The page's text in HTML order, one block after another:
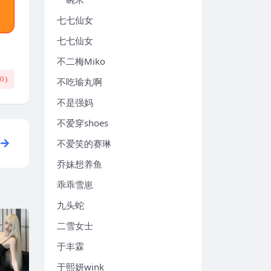
0)
七七仙女
七七仙女
不二梅Miko
不吃瑜丸啊
不是强妈
不爱穿shoes
不爱笑的赛琳
乔妹想养鱼
乖乖雪崽
九头蛇
二雪女士
于丰霖
于熙妍wink